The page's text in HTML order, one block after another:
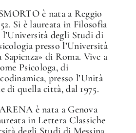
è nata a Reggio
Si è laureata in Filosofia
l’Università degli Studi di
presso l’Università
di Roma. Vive a
Psicologa, di
presso l’Unità
di quella città, dal 1975.
è nata a Genova
in Lettera Classiche